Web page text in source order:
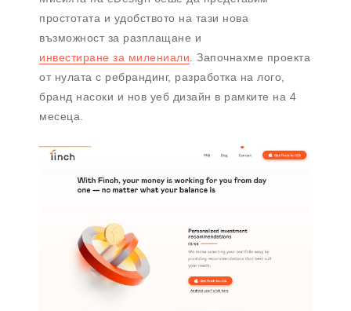
простотата и удобството на тази нова
възможност за разплащане и
инвестиране за милениали. Започнахме проекта
от нулата с ребрандинг, разработка на лого,
бранд насоки и нов уеб дизайн в рамките на 4
месеца.